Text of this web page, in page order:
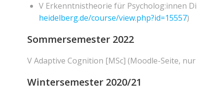
V Erkenntnistheorie für Psycholog:innen
heidelberg.de/course/view.php?id=15557)
Sommersemester 2022
V Adaptive Cognition [MSc] (Moodle-Seite,
Wintersemester 2020/21